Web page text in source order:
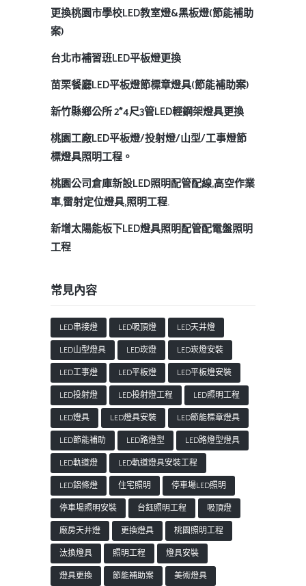
更換桃園市學校LED教室燈&黑板燈(節能補助
案)
台北市補習班LED平板燈更換
苗栗餐廳LED平板燈節標章燈具(節能補助案)
新竹縣鄉公所 2*4尺3管LED輕鋼架燈具更換
桃園工廠LED平板燈/投射燈/山型/工事燈節
標燈具照明工程。
桃園公司倉庫新設LED照明配管配線,高空作業
車,雷射定位燈具,照明工程.
新增太陽能板下LED燈具照明配管配電盤照明
工程
常見內容
LED串接燈 LED吸頂燈
LED天井燈
LED山型燈具
LED崁燈
LED崁燈安裝
LED工事燈
LED平板燈
LED平板燈安裝
LED投射燈
LED投射燈工程
LED照明工程
LED燈具
LED燈具安裝
LED節能標章燈具
LED節能補助
LED路燈型
LED路燈型燈具
LED軌道燈
LED軌道燈具安裝工程
LED鋁條燈
住宅照明
停車場LED照明
停車場照明安裝
台鈺照明工程
吸頂燈
廠房天井燈
更換燈具
桃園照明工程
汰換燈具
照明工程
燈具安裝
燈具更換
節能補助案
美術燈具